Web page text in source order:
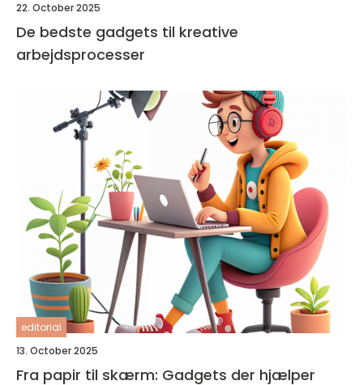
22. October 2025
De bedste gadgets til kreative
arbejdsprocesser
editorial
13. October 2025
Fra papir til skærm: Gadgets der hjælper